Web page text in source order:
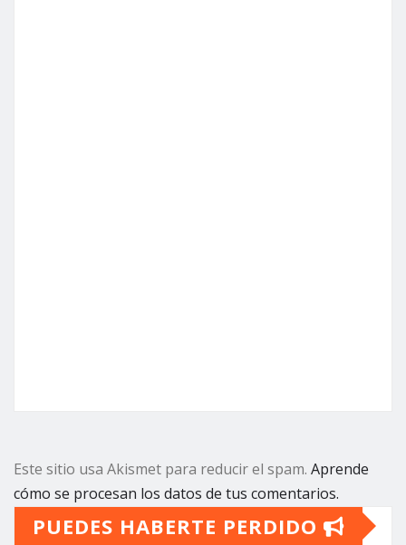
Este sitio usa Akismet para reducir el spam. Aprende
cómo se procesan los datos de tus comentarios.
PUEDES HABERTE PERDIDO